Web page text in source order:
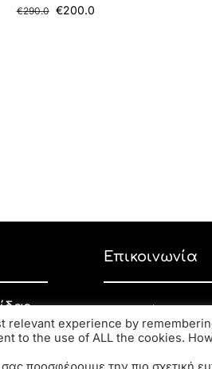
€290.0 €200.0
Επικοινωνία
Ανδρέα
Κορδελιό
2310 770 216
relevant experience by
to the use of ALL the cookies.